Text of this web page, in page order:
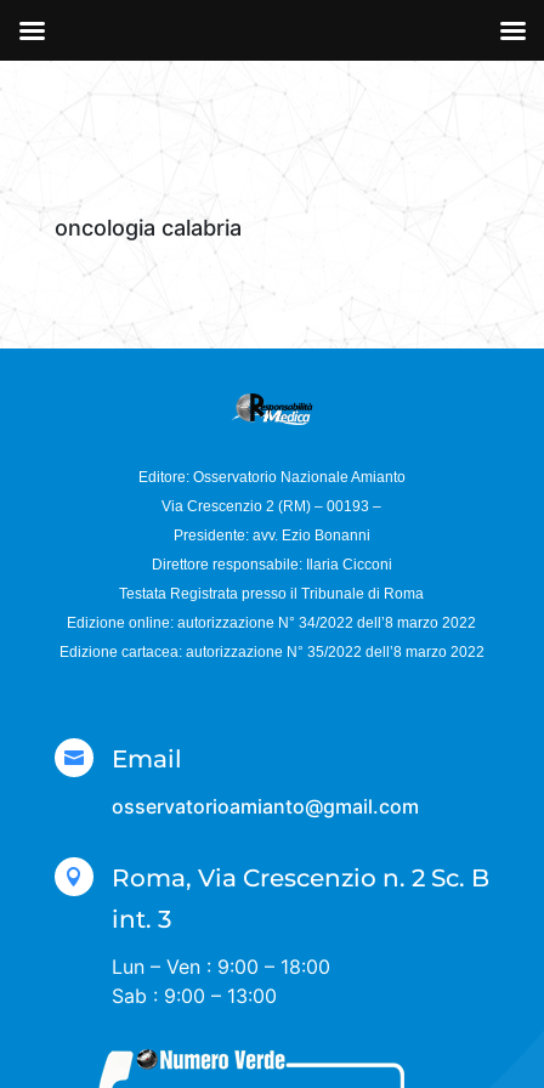
oncologia calabria
Editore: Osservatorio Nazionale Amianto
Via Crescenzio 2 (RM) – 00193 –
Presidente: avv. Ezio Bonanni
Direttore responsabile:
Ilaria Cicconi
Testata Registrata presso il Tribunale di Roma
Edizione online: autorizzazione N°34/2022 dell’8 marzo 2022
Edizione cartacea: autorizzazione N° 35/2022 dell’8 marzo 2022
 Email
osservatorioamianto@gmail.com

Roma, Via Crescenzio n. 2 Sc. B
int. 3
Lun – Ven : 9:00 – 18:00
Sab : 9:00 – 13:00